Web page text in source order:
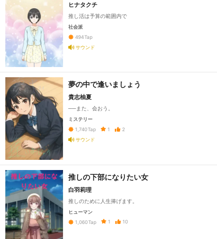
ヒナタクチ
推し活は予算の範囲内で
社会派
494Tap
サウンド
夢の中で逢いましょう
貴志柚夏
──また、会おう。
ミステリー
1,740Tap 1
2
サウンド
推しの下部になりたい女
白羽莉理
推しのために人生捧げます。
ヒューマン
1,060Tap 1 10